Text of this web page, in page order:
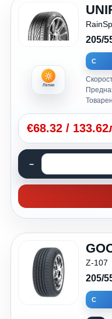
Летни
205/
C
€68.32 /
Z-107
205/
C